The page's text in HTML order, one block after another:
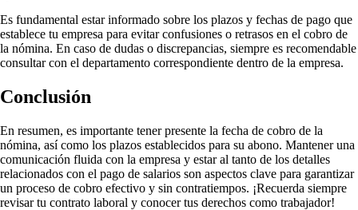
Es fundamental estar informado sobre los plazos y fechas de pago que
establece tu empresa para evitar confusiones o retrasos en el cobro de
la nómina. En caso de dudas o discrepancias, siempre es recomendable
consultar con el departamento correspondiente dentro de la empresa.
Conclusión
En resumen, es importante tener presente la fecha de cobro de la
nómina, así como los plazos establecidos para su abono. Mantener una
comunicación fluida con la empresa y estar al tanto de los detalles
relacionados con el pago de salarios son aspectos clave para garantizar
un proceso de cobro efectivo y sin contratiempos. ¡Recuerda siempre
revisar tu contrato laboral y conocer tus derechos como trabajador!